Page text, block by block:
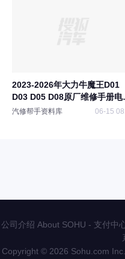
2023-2026年大力牛魔王D01
D03 D05 D08原厂维修手册电
图资料
汽修帮手资料库 06-15
公司介绍 About SOHU - 支付中
Copyright © 2026 Sohu.com